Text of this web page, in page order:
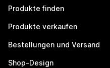
Produkte finden
Produkte verkaufen
Bestellungen und Versand
Shop-Design